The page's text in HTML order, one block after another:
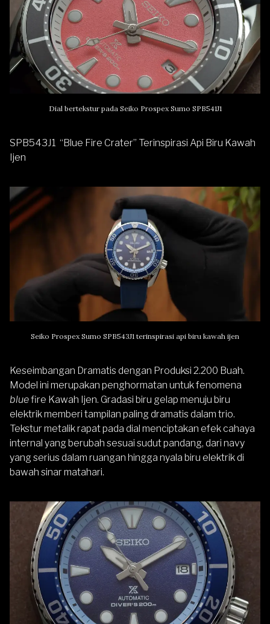
Dial bertekstur pada Seiko Prospex Sumo SPB541J1
SPB543J1 “Blue Fire Crater” Terinspirasi Api Biru Kawah
Ijen
Seiko Prospex Sumo SPB543J1 terinspirasi api biru kawah ijen
Keseimbangan Dramatis dengan Produksi 2.200 Buah.
Model ini merupakan penghormatan untuk fenomena
bluefire Kawah Ijen. Gradasi biru gelap menuju biru
elektrik memberi tampilan paling dramatis dalam trio.
Tekstur metalik rapat pada dial menciptakan efek cahaya
internal yang berubah sesuai sudut pandang, dari navy
yang serius dalam ruangan hingga nyala biru elektrik di
bawah sinar matahari.